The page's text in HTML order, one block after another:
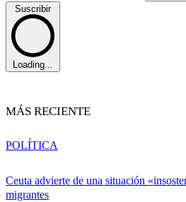
Suscribir
Loading...
MÁS RECIENTE
Ceuta advierte de una situación
migrantes
POLÍTICA